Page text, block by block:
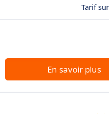
Tarif
En savoir plus